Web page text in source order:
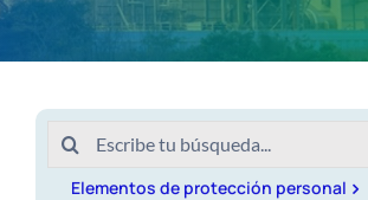
Capacitaciones
Revista AHORA
Buscar:
Elementos de protección personal